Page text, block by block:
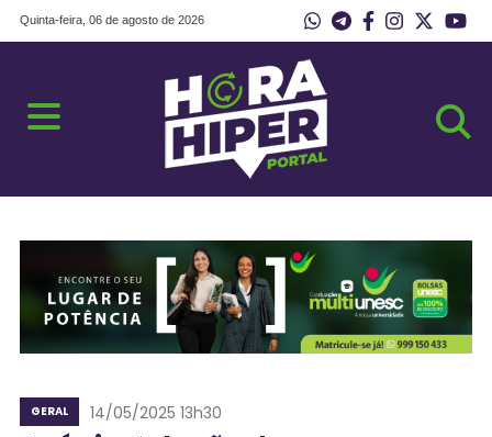
Quinta-feira, 06 de agosto de 2026
GERAL 14/05/2025 13h30